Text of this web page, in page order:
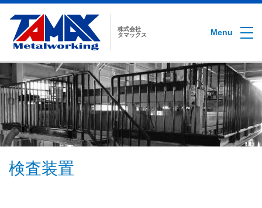
株式会社
タマックス
Menu
検査装置